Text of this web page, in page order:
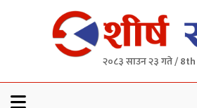
२०८३ साउन २३ गते /